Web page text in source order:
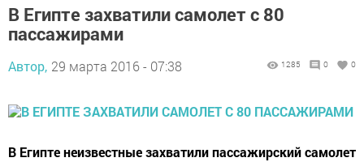
В Египте захватили самолет с 80
пассажирами
Автор, 29 марта 2016 - 07:38 1285 0 0
В Египте неизвестные захватили пассажирский самолет